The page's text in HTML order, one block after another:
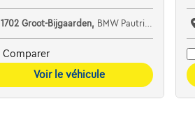
1702 Groot-Bijgaarden, BMW Pautric Groot Bijgaarden
Comparer
Voir le véhicule